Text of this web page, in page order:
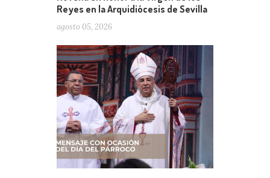
Reyes en la Arquidiócesis de Sevilla
agosto 05, 2026